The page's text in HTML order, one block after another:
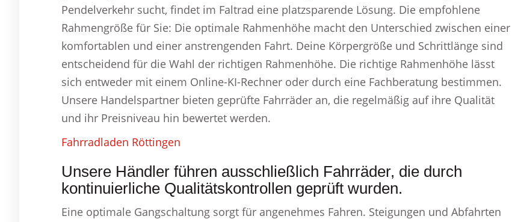
Pendelverkehr sucht, findet im Faltrad eine platzsparende Lösung. Die empfohlene
Rahmengröße für Sie: Die optimale Rahmenhöhe macht den Unterschied zwischen einer
komfortablen und einer anstrengenden Fahrt. Deine Körpergröße und Schrittlänge sind
entscheidend für die Wahl der richtigen Rahmenhöhe. Die richtige Rahmenhöhe lässt
sich entweder mit einem Online-KI-Rechner oder durch eine Fachberatung bestimmen.
Unsere Handelspartner bieten geprüfte Fahrräder an, die regelmäßig auf ihre Qualität
und ihr Preisniveau hin bewertet werden.
Fahrradladen Röttingen
Unsere Händler führen ausschließlich Fahrräder, die durch
kontinuierliche Qualitätskontrollen geprüft wurden.
Eine optimale Gangschaltung sorgt für angenehmes Fahren. Steigungen und Abfahrten